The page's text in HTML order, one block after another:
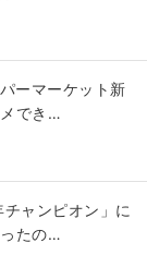
ーマーケット新
でき…
ャンピオン」に
たの…